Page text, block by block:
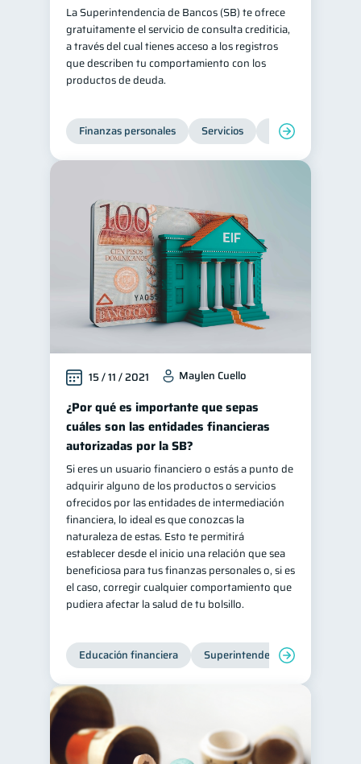
La Superintendencia de Bancos (SB) te ofrece
gratuitamente el servicio de consulta crediticia,
a través del cual tienes acceso a los registros
que describen tu comportamiento con los
productos de deuda.
Finanzas personales Servicios Inclusión financiera
15 / 11 / 2021 Maylen Cuello
¿Por qué es importante que sepas
cuáles son las entidades financieras
autorizadas por la SB?
Si eres un usuario financiero o estás a punto de
adquirir alguno de los productos o servicios
ofrecidos por las entidades de intermediación
financiera, lo ideal es que conozcas la
naturaleza de estas. Esto te permitirá
establecer desde el inicio una relación que sea
beneficiosa para tus finanzas personales o, si es
el caso, corregir cualquier comportamiento que
pudiera afectar la salud de tu bolsillo.
Educación financiera Superintendencia de Bancos